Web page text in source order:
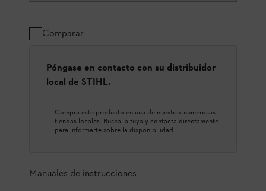
Comparar
Póngase en contacto con su distribuidor
local de STIHL.
Compra este producto en una de nuestras numerosas
tiendas locales. Busca la tuya y contacta directamente
para informarte sobre la disponibilidad.
Manuales de instrucciones